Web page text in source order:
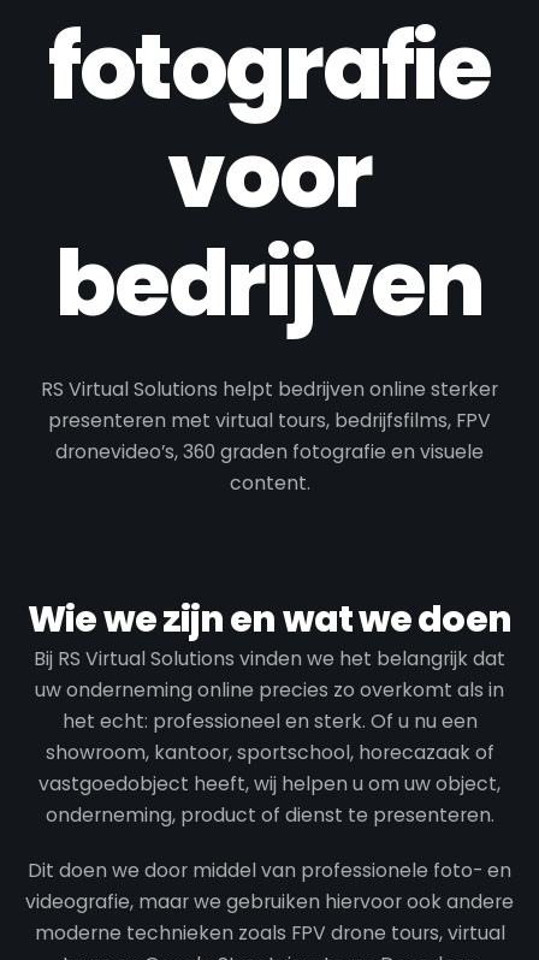
fotografie
voor
bedrijven
RS Virtual Solutions helpt bedrijven online sterker
presenteren met virtual tours, bedrijfsfilms, FPV
dronevideo’s, 360 graden fotografie en visuele
content.
Wie we zijn en wat we doen
Bij RS Virtual Solutions vinden we het belangrijk dat
uw onderneming online precies zo overkomt als in
het echt: professioneel en sterk. Of u nu een
showroom, kantoor, sportschool, horecazaak of
vastgoedobject heeft, wij helpen u om uw object,
onderneming, product of dienst te presenteren.
Dit doen we door middel van professionele foto- en
videografie, maar we gebruiken hiervoor ook andere
moderne technieken zoals FPV drone tours, virtual